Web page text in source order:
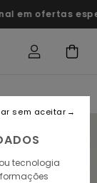
ofertas especiais
tecnologia
sem aceitar